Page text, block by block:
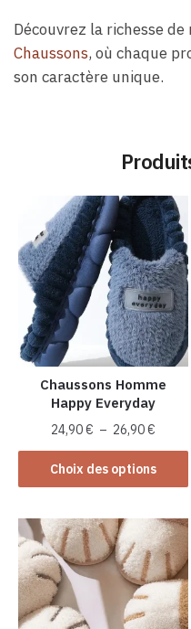
Découvrez la richesse
Chaussons, où chaque
son caractère unique.
Chaussons Homme
Happy Everyday
24,90€ – 26,90€
de
prix :
24,90 €
26,90 €
Choix des options
Ce
produit
plusieurs
variations.
Les
options
peuvent